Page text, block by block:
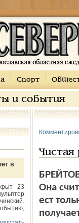
Спорт
и события
в
23
Чистая
Она
ест